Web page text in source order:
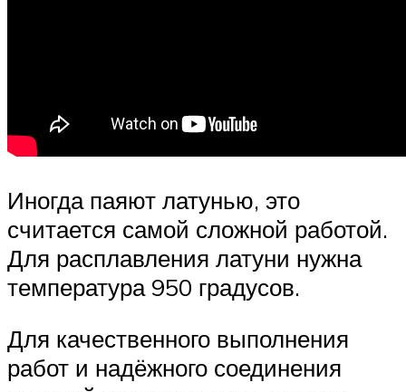
Иногда паяют латунью, это
считается самой сложной работой.
Для расплавления латуни нужна
температура 950 градусов.
Для качественного выполнения
работ и надёжного соединения